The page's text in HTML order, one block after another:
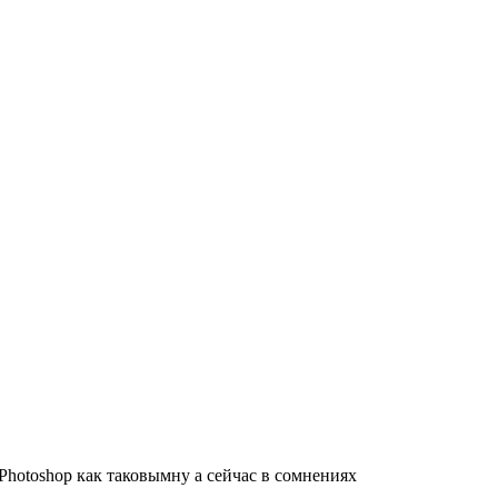
как таковымну а сейчас в сомнениях